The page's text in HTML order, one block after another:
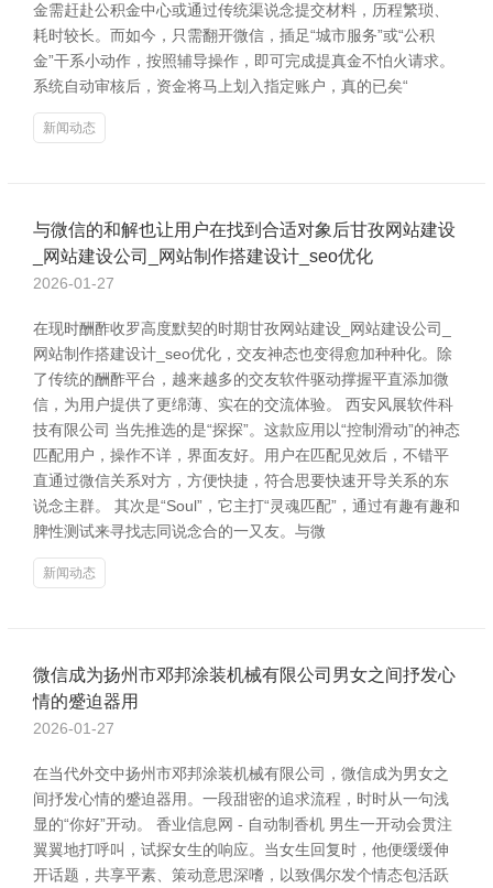
金需赶赴公积金中心或通过传统渠说念提交材料，历程繁琐、
耗时较长。而如今，只需翻开微信，插足“城市服务”或“公积
金”干系小动作，按照辅导操作，即可完成提真金不怕火请求。
系统自动审核后，资金将马上划入指定账户，真的已矣“
新闻动态
与微信的和解也让用户在找到合适对象后甘孜网站建设
_网站建设公司_网站制作搭建设计_seo优化
2026-01-27
在现时酬酢收罗高度默契的时期甘孜网站建设_网站建设公司_
网站制作搭建设计_seo优化，交友神态也变得愈加种种化。除
了传统的酬酢平台，越来越多的交友软件驱动撑握平直添加微
信，为用户提供了更绵薄、实在的交流体验。 西安风展软件科
技有限公司 当先推选的是“探探”。这款应用以“控制滑动”的神态
匹配用户，操作不详，界面友好。用户在匹配见效后，不错平
直通过微信关系对方，方便快捷，符合思要快速开导关系的东
说念主群。 其次是“Soul”，它主打“灵魂匹配”，通过有趣有趣和
脾性测试来寻找志同说念合的一又友。与微
新闻动态
微信成为扬州市邓邦涂装机械有限公司男女之间抒发心
情的蹙迫器用
2026-01-27
在当代外交中扬州市邓邦涂装机械有限公司，微信成为男女之
间抒发心情的蹙迫器用。一段甜密的追求流程，时时从一句浅
显的“你好”开动。 香业信息网 - 自动制香机 男生一开动会贯注
翼翼地打呼叫，试探女生的响应。当女生回复时，他便缓缓伸
开话题，共享平素、策动意思深嗜，以致偶尔发个情态包活跃